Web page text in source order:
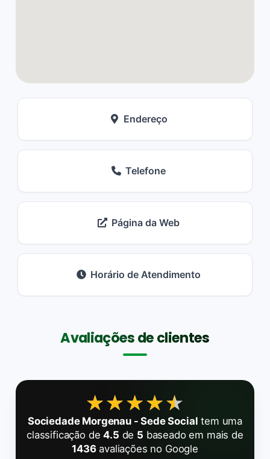
Endereço
Telefone
Página da Web
Horário de Atendimento
Avaliações de clientes
★★★★★
★★★★★
Sociedade Morgenau - Sede Social tem uma
classificação de4.5 de 5 baseado em mais de
1436avaliações no Google